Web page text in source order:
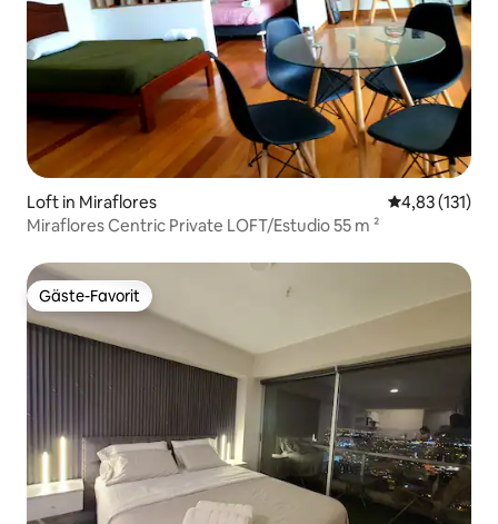
Loft in Miraflores
4,83 (131)
Miraflores Centric Private LOFT/Estudio 55 m ²
Gäste-Favorit
Gäste-Favorit